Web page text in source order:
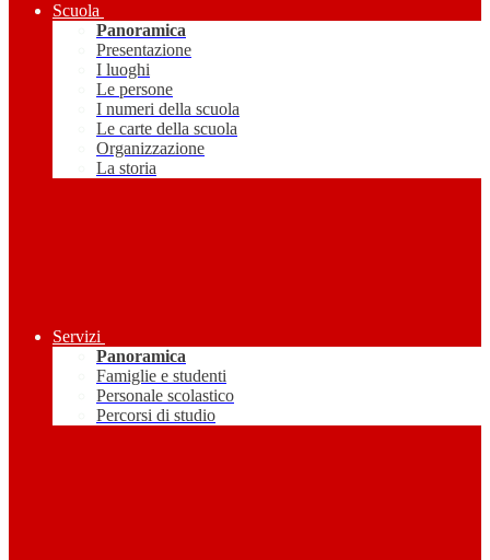
Scuola
Panoramica
Presentazione
I luoghi
Le persone
I numeri della scuola
Le carte della scuola
Organizzazione
La storia
Servizi
Panoramica
Famiglie e studenti
Personale scolastico
Percorsi di studio